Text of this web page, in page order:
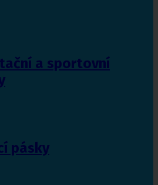
a sportovní
pásky